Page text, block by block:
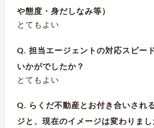
や態度・身だしなみ等）
とてもよい
Q. 担当エージェントの対応スピー
いかがでしたか？
とてもよい
Q. らくだ不動産とお付き合いされ
ジと、現在のイメージは変わりまし